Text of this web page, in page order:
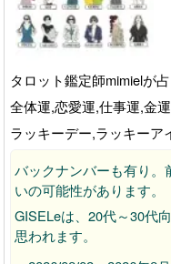
タロット鑑定師mimielが
全体運,恋愛運,仕事運,金
ラッキーデー,ラッキーア
バックナンバーも有り
いの可能性があります。
GISELeは、20代～30代
思われます。